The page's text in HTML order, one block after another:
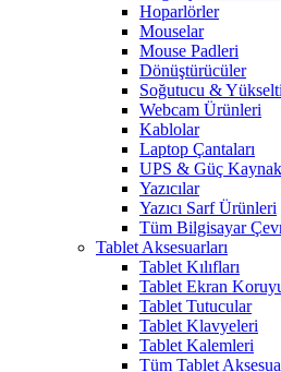
Hoparlörler
Mouselar
Mouse Padleri
Dönüştürücüler
Soğutucu &
Webcam Ürünleri
Kablolar
Laptop Çantaları
UPS & Güç
Yazıcılar
Yazıcı Sarf Ürünleri
Tüm Bilgisayar
Tablet Aksesuarları
Tablet Kılıfları
Tablet Ekran
Tablet Tutucular
Tablet Klavyeleri
Tablet Kalemleri
Tüm Tablet